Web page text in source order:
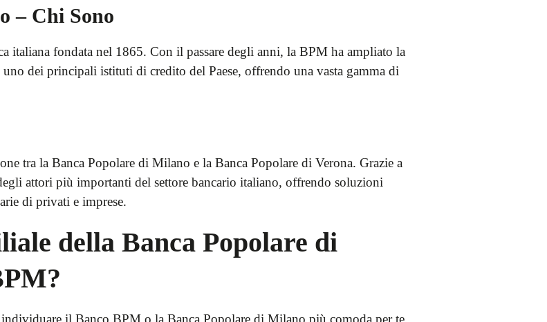
– Chi Sono
italiana fondata nel 1865. Con il passare degli anni, la BPM ha ampliato la
dei principali istituti di credito del Paese, offrendo una vasta gamma di
tra la Banca Popolare di Milano e la Banca Popolare di Verona. Grazie a
attori più importanti del settore bancario italiano, offrendo soluzioni
di privati e imprese.
della Banca Popolare di
il Banco BPM o la Banca Popolare di Milano più comoda per te,